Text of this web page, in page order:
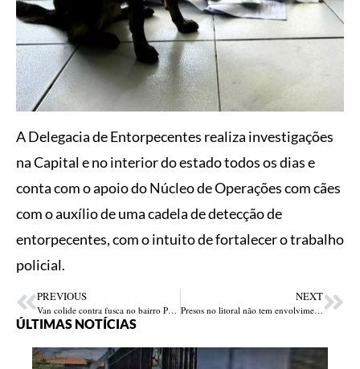
A Delegacia de Entorpecentes realiza investigações
na Capital e no interior do estado todos os dias e
conta com o apoio do Núcleo de Operações com cães
com o auxílio de uma cadela de detecção de
entorpecentes, com o intuito de fortalecer o trabalho
policial.
PREVIOUS
Van colide contra fusca no bairro Porto Alegre
NEXT
Presos no litoral não tem envolvimento com duplo homicídio do Bar do 70
ÚLTIMAS NOTÍCIAS